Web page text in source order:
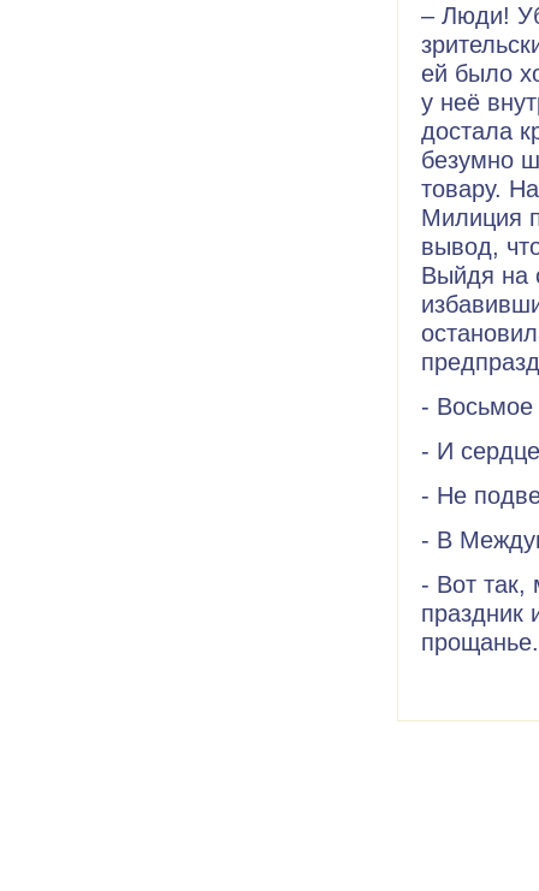
– Люди!
ей было
у неё
достала
безумно
товару.
Милиция
вывод,
Выйдя на
- Восьмое
- И
- Не
- В
- Вот так,
праздник
прощанье.